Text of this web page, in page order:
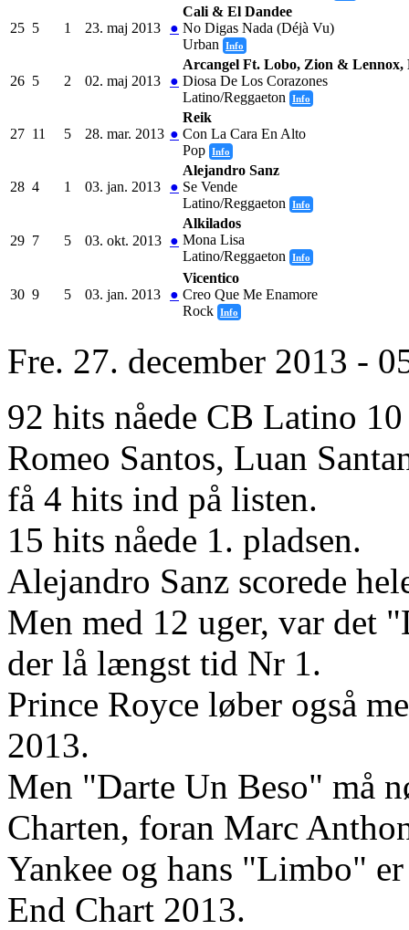
25 5 1 23. maj 2013 ●
Cali & El Dandee
No Digas Nada (Déjà Vu)
Urban
Info
26 5 2 02. maj 2013 ●
Arcangel Ft. Lobo, Zion &
Diosa De Los Corazones
Latino/Reggaeton
Info
27 11 5 28. mar. 2013 ●
Reik
Con La Cara En Alto
Pop Info
28 4 1 03. jan. 2013 ●
Alejandro Sanz
Se Vende
Latino/Reggaeton
Info
29 7 5 03. okt. 2013 ●
Alkilados
Mona Lisa
Latino/Reggaeton
Info
30 9 5 03. jan. 2013 ●
Vicentico
Creo Que Me Enamore
Rock Info
Fre. 27. december 2013 -
92 hits nåede CB Latino
Romeo Santos, Luan
få 4 hits ind på listen.
15 hits nåede 1. pladsen.
Alejandro Sanz scorede
Men med 12 uger, var det
der lå længst tid Nr 1.
Prince Royce løber også
2013.
Men "Darte Un Beso" må
Charten, foran Marc
Yankee og hans "Limbo"
End Chart 2013.